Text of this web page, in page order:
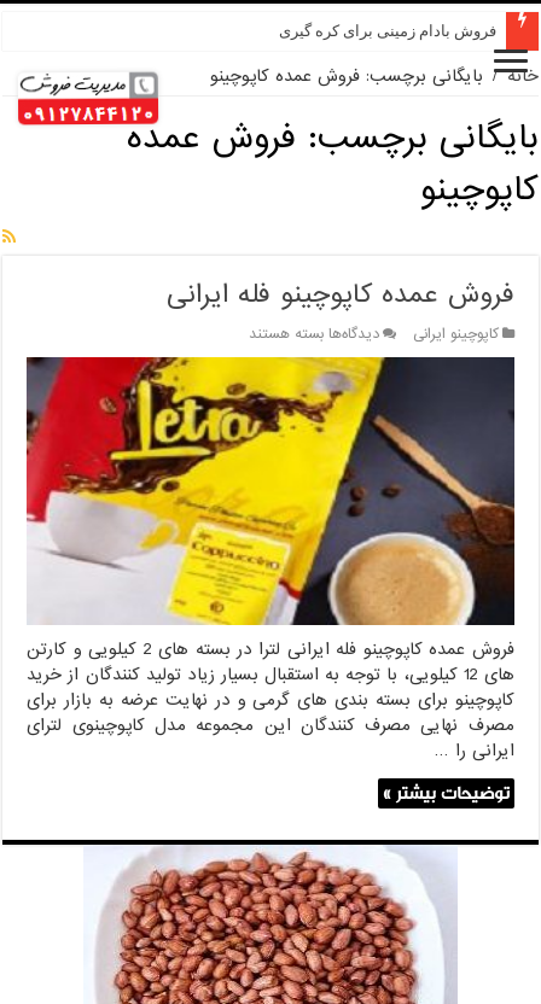
فروش بادام زمینی برای کره گیری
خانه / بایگانی برچسب: فروش عمده کاپوچینو
بایگانی برچسب: فروش عمده
کاپوچینو
فروش عمده کاپوچینو فله ایرانی
کاپوچینو ایرانی دیدگاه‌هابرای
فروش
عمده
کاپوچینو
فله
ایرانی
بسته هستند
فروش عمده کاپوچینو فله ایرانی لترا در بسته های 2 کیلویی و کارتن
های 12 کیلویی، با توجه به استقبال بسیار زیاد تولید کنندگان از خرید
کاپوچینو برای بسته بندی های گرمی و در نهایت عرضه به بازار برای
مصرف نهایی مصرف کنندگان این مجموعه مدل کاپوچینوی لترای
ایرانی را …
توضیحات بیشتر »